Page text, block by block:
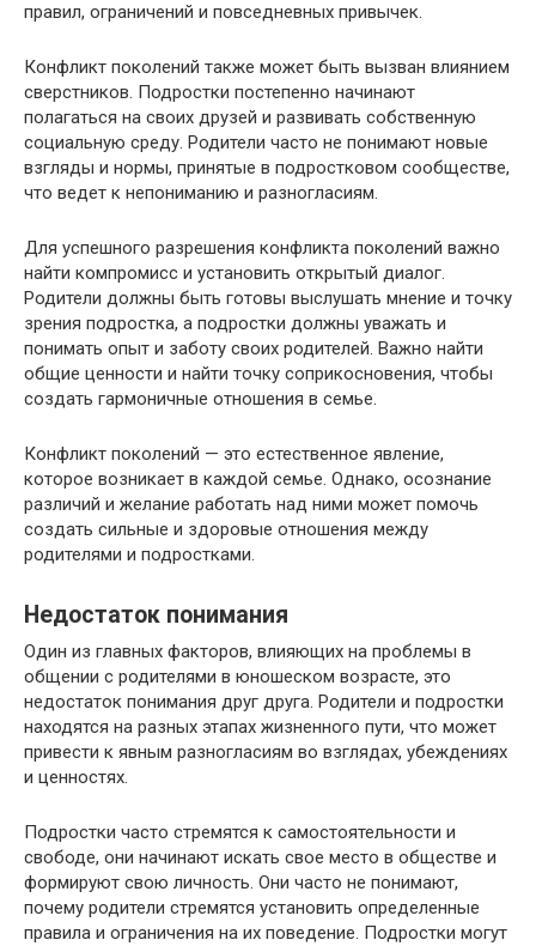
правил, ограничений и повседневных привычек.
Конфликт поколений также может быть вызван влиянием
сверстников. Подростки постепенно начинают
полагаться на своих друзей и развивать собственную
социальную среду. Родители часто не понимают новые
взгляды и нормы, принятые в подростковом сообществе,
что ведет к непониманию и разногласиям.
Для успешного разрешения конфликта поколений важно
найти компромисс и установить открытый диалог.
Родители должны быть готовы выслушать мнение и точку
зрения подростка, а подростки должны уважать и
понимать опыт и заботу своих родителей. Важно найти
общие ценности и найти точку соприкосновения, чтобы
создать гармоничные отношения в семье.
Конфликт поколений — это естественное явление,
которое возникает в каждой семье. Однако, осознание
различий и желание работать над ними может помочь
создать сильные и здоровые отношения между
родителями и подростками.
Недостаток понимания
Один из главных факторов, влияющих на проблемы в
общении с родителями в юношеском возрасте, это
недостаток понимания друг друга. Родители и подростки
находятся на разных этапах жизненного пути, что может
привести к явным разногласиям во взглядах, убеждениях
и ценностях.
Подростки часто стремятся к самостоятельности и
свободе, они начинают искать свое место в обществе и
формируют свою личность. Они часто не понимают,
почему родители стремятся установить определенные
правила и ограничения на их поведение. Подростки могут